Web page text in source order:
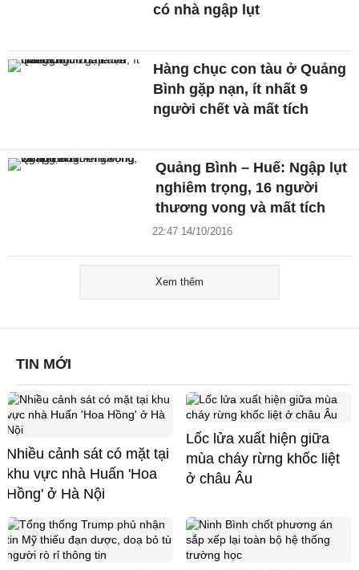
có nhà ngập lụt
Hàng chục con tàu ở Quảng
Bình gặp nạn, ít nhất 9
người chết và mất tích
Quảng Bình – Huế: Ngập lụt
nghiêm trọng, 16 người
thương vong và mất tích
22:47 14/10/2016
Xem thêm
TIN MỚI
Nhiều cảnh sát có mặt tại
khu vực nhà Huấn 'Hoa
Hồng' ở Hà Nội
Lốc lửa xuất hiện giữa
mùa cháy rừng khốc liệt
ở châu Âu